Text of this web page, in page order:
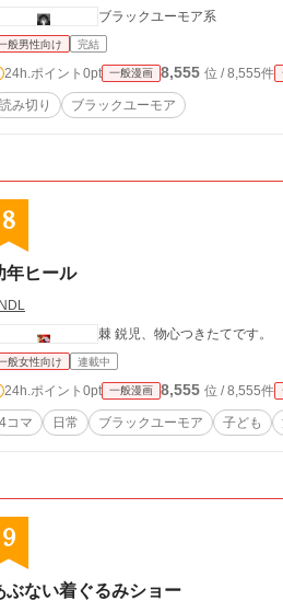
ブラックユーモア系
般男性向け 完結
24h.ポイント 0pt 一般漫画 8,555 位 / 8,555件
読み切り ブラックユーモア
8
年ヒール
棘 鋭児、物心つきたてです。
般女性向け 連載中
24h.ポイント 0pt 一般漫画 8,555 位 / 8,555件
4コマ 日常 ブラックユーモア 子ども
9
ぶない着ぐるみショー